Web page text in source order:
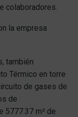
colaboradores.
la empresa
también
Térmico en torre
de gases de
de
5777.37 m² de